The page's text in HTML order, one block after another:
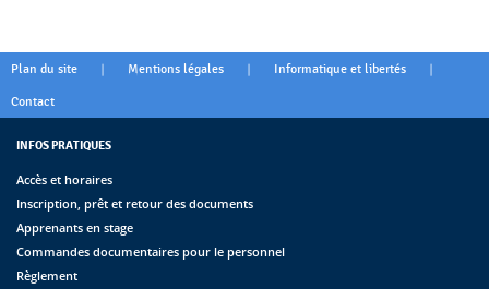
Plan du site | Mentions légales | Informatique et libertés |
Contact
INFOS PRATIQUES
Accès et horaires
Inscription, prêt et retour des documents
Apprenants en stage
Commandes documentaires pour le personnel
Règlement